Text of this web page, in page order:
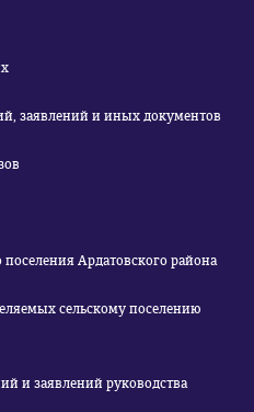
заявлений и иных документов
Ардатовского района
сельскому поселению
и заявлений руководства